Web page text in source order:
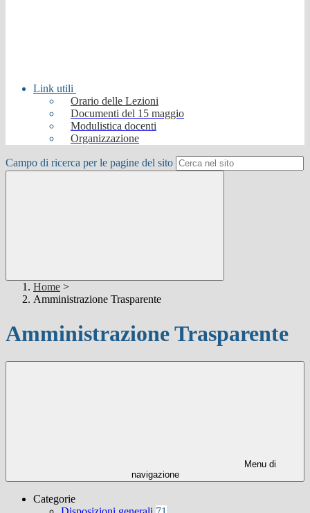
Link utili
Orario delle Lezioni
Documenti del 15 maggio
Modulistica docenti
Organizzazione
Campo di ricerca per le pagine del sito
Home >
Amministrazione Trasparente
Amministrazione Trasparente
Menu di
navigazione
Categorie